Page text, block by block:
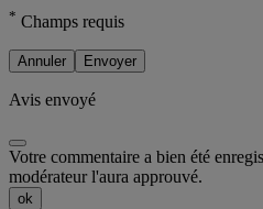
* Champs requis
Annuler Envoyer
Avis envoyé
Votre commentaire a bien été
modérateur l'aura approuvé.
ok